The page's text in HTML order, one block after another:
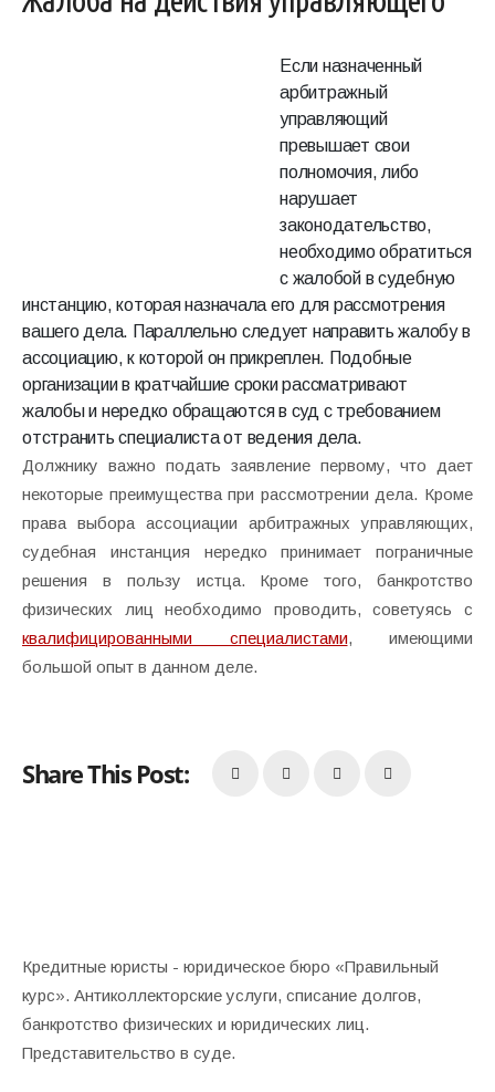
Если назначенный
арбитражный
управляющий
превышает свои
полномочия, либо
нарушает
законодательство,
необходимо обратиться
с жалобой в судебную
инстанцию, которая назначала его для рассмотрения
вашего дела. Параллельно следует направить жалобу в
ассоциацию, к которой он прикреплен. Подобные
организации в кратчайшие сроки рассматривают
жалобы и нередко обращаются в суд с требованием
отстранить специалиста от ведения дела.
Должнику важно подать заявление первому, что дает
некоторые преимущества при рассмотрении дела. Кроме
права выбора ассоциации арбитражных управляющих,
судебная инстанция нередко принимает пограничные
решения в пользу истца. Кроме того, банкротство
физических лиц необходимо проводить, советуясь с
квалифицированными специалистами, имеющими
большой опыт в данном деле.
Share This Post:
Кредитные юристы - юридическое бюро «Правильный
курс». Антиколлекторские услуги, списание долгов,
банкротство физических и юридических лиц.
Представительство в суде.